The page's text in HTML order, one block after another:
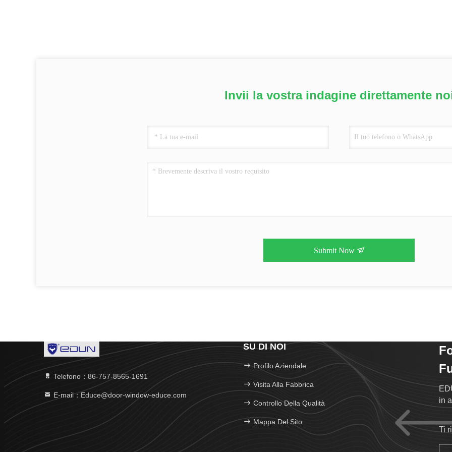
Invii la vostra indagine direttamente
Submit Now
Telefono：86-757-8565-1691
E-mail：Educe@door-window-educe.com
SU DI NOI
Profilo Aziendale
Visita Alla Fabbrica
Controllo Della Qualità
Mappa Del Sito
in
Ti